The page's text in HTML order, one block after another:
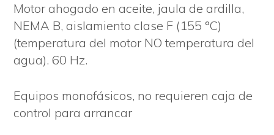
Motor ahogado en aceite, jaula de ardilla,
NEMA B, aislamiento clase F (155 °C)
(temperatura del motor NO temperatura del
agua). 60 Hz.
Equipos monofásicos, no requieren caja de
control para arrancar